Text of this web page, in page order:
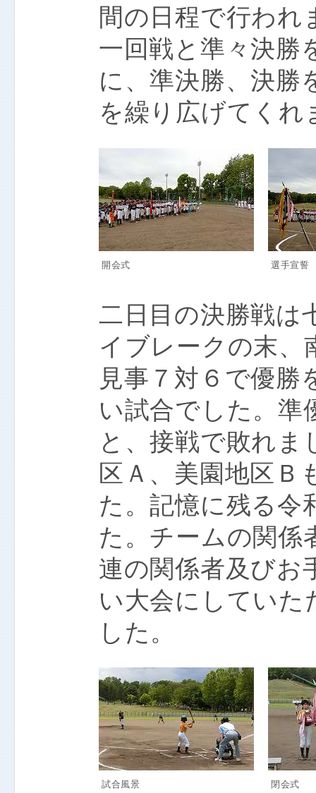
間の日程で行われ
一回戦と準々決勝
に、準決勝、決勝
を繰り広げてくれ
開会式 選手宣誓
二日目の決勝戦は
イブレークの末、
見事７対６で優勝
い試合でした。準
と、接戦で敗れま
区Ａ、美園地区Ｂ
た。記憶に残る令
た。チームの関係
連の関係者及びお
い大会にしてい
した。
試合風景 閉会式